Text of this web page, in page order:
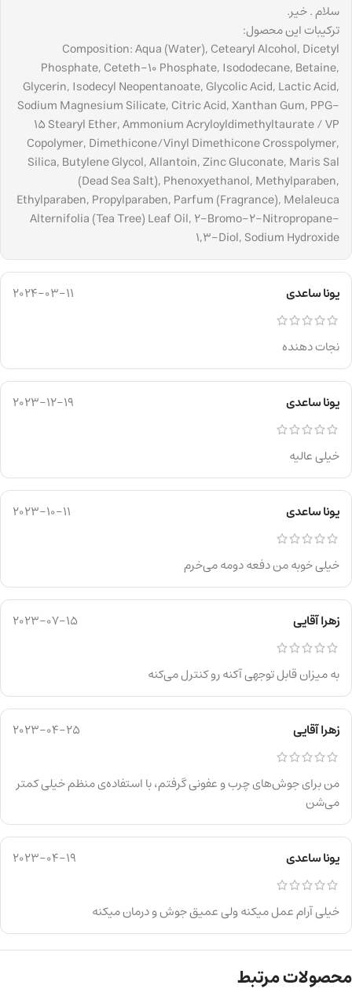
سلام . خیر.
ترکیبات این محصول:
Composition: Aqua (Water), Cetearyl Alcohol, Dicetyl
Phosphate, Ceteth-10 Phosphate, Isododecane, Betaine,
Glycerin, Isodecyl Neopentanoate, Glycolic Acid, Lactic Acid,
Sodium Magnesium Silicate, Citric Acid, Xanthan Gum, PPG-
15 Stearyl Ether, Ammonium Acryloyldimethyltaurate / VP
Copolymer, Dimethicone/Vinyl Dimethicone Crosspolymer,
Silica, Butylene Glycol, Allantoin, Zinc Gluconate, Maris Sal
(Dead Sea Salt), Phenoxyethanol, Methylparaben,
Ethylparaben, Propylparaben, Parfum (Fragrance), Melaleuca
Alternifolia (Tea Tree) Leaf Oil, 2-Bromo-2-Nitropropane-
1,3-Diol, Sodium Hydroxide
یونا ساعدی 2024-03-11
نجات دهنده
یونا ساعدی 2023-12-19
خیلی عالیه
یونا ساعدی 2023-10-11
خیلی خوبه من دفعه دومه می‌خرم
زهرا آقایی 2023-07-15
به میزان قابل توجهی آکنه رو کنترل می‌کنه
زهرا آقایی 2023-04-25
من برای جوش‌های چرب و عفونی گرفتم، با استفاده‌ی منظم خیلی کمتر
می‌شن
یونا ساعدی 2023-04-19
خیلی آرام عمل میکنه ولی عمیق جوش و درمان میکنه
محصولات مرتبط